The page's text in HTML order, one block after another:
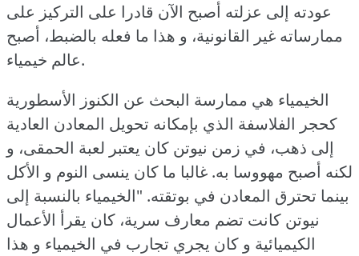
عودته إلى عزلته أصبح الآن قادرا على التركيز على
ممارساته غير القانونية، و هذا ما فعله بالضبط، أصبح
عالم خيمياء.
الخيمياء هي ممارسة البحث عن الكنوز الأسطورية
كحجر الفلاسفة الذي بإمكانه تحويل المعادن العادية
إلى ذهب، في زمن نيوتن كان يعتبر لعبة الحمقى، و
لكنه أصبح مهووسا به. غالبا ما كان ينسى النوم و الأكل
بينما تحترق المعادن في بوتقته. "الخيمياء بالنسبة إلى
نيوتن كانت تضم معارف سرية، كان يقرأ الأعمال
الكيميائية و كان يجري تجارب في الخيمياء و هذا